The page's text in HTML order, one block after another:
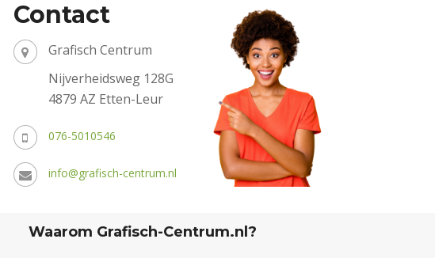
Contact
Grafisch Centrum
Nijverheidsweg 128G
4879 AZ Etten-Leur
076-5010546
info@grafisch-centrum.nl
Waarom Grafisch-Centrum.nl?